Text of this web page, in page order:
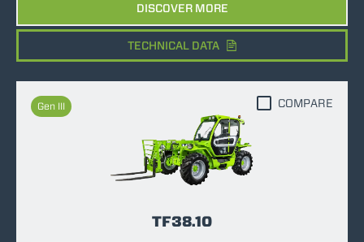
DISCOVER MORE
TECHNICAL DATA
Gen III
TF38.10
COMPARE